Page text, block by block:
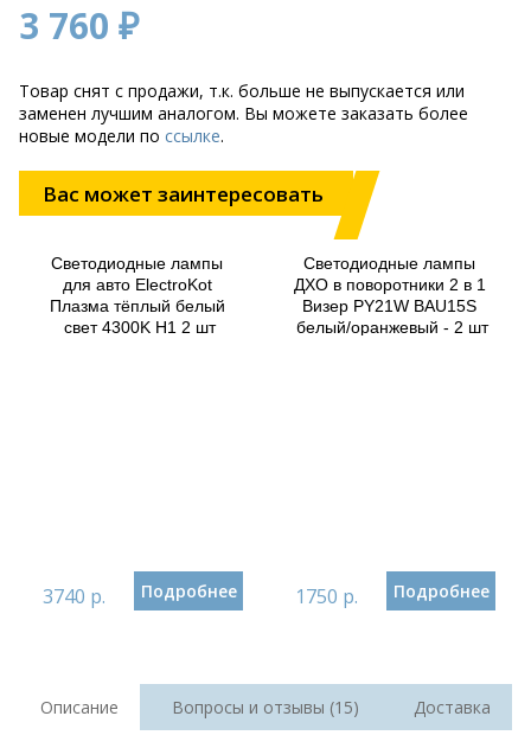
3 760 ₽
Товар снят с продажи, т.к. больше не выпускается или
заменен лучшим аналогом. Вы можете заказать более
новые модели по ссылке.
Вас может заинтересовать
Светодиодные лампы
для авто ElectroKot
Плазма тёплый белый
свет 4300K H1 2 шт
3740 р. Подробнее
Светодиодные лампы
ДХО в поворотники 2 в 1
Визер PY21W BAU15S
белый/оранжевый - 2 шт
1750 р. Подробнее
Описание Вопросы и отзывы (15) Доставка